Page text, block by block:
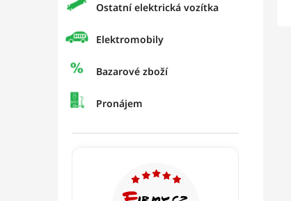
Ostatní elektrická vozítka
Elektromobily
Bazarové zboží
Pronájem